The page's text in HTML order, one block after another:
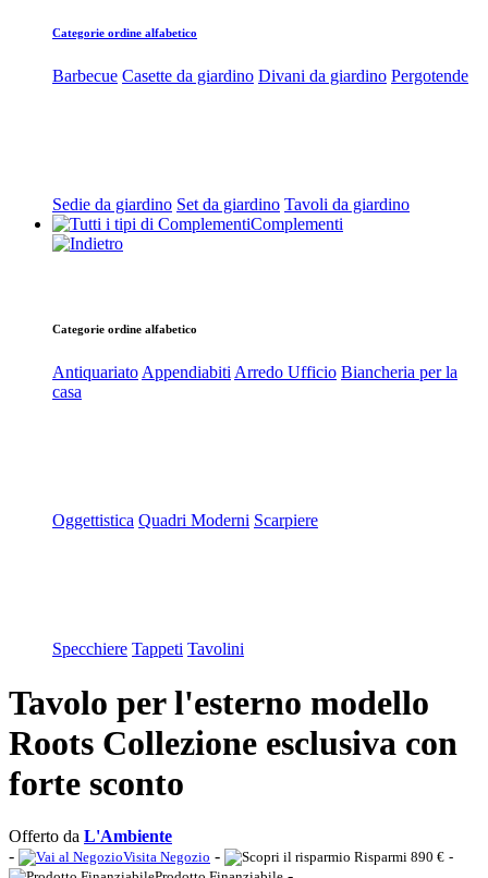
Categorie ordine alfabetico
Barbecue Casette da giardino Divani da giardino Pergotende
Sedie da giardino Set da giardino Tavoli da giardino
Complementi
Categorie ordine alfabetico
Antiquariato Appendiabiti Arredo Ufficio Biancheria per la
casa
Oggettistica Quadri Moderni Scarpiere
Specchiere Tappeti Tavolini
Tavolo per l'esterno modello
Roots Collezione esclusiva con
forte sconto
Offerto da L'Ambiente
-
Visita Negozio - Risparmi 890 € -